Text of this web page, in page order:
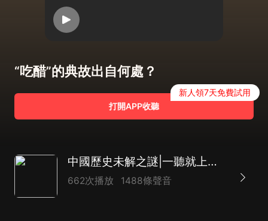
“吃醋”的典故出自何處？
打開APP收聽
新人領7天免費試用
中國歷史未解之謎|一聽就上癮的趣味歷史故事
662次播放 1488條聲音